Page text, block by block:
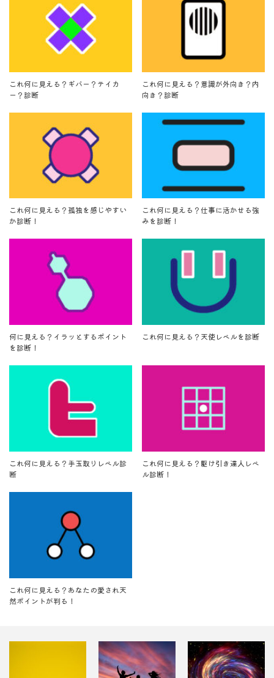
これ何に見える？ギバー？テイカ
ー？診断
これ何に見える？意識が外向き？内
向き？診断
これ何に見える？孤独を感じやすい
か診断！
これ何に見える？仕事に活かせる強
みを診断！
何に見える？イラッとするポイント
を診断！
これ何に見える？天使レベルを診断
これ何に見える？手玉取りレベル診
断
これ何に見える？駆け引き達人レベ
ル診断！
これ何に見える？あなたの愛され天
然ポイントが判る！